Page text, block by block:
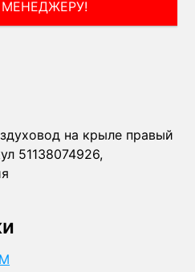
на крыле правый
51138074926,